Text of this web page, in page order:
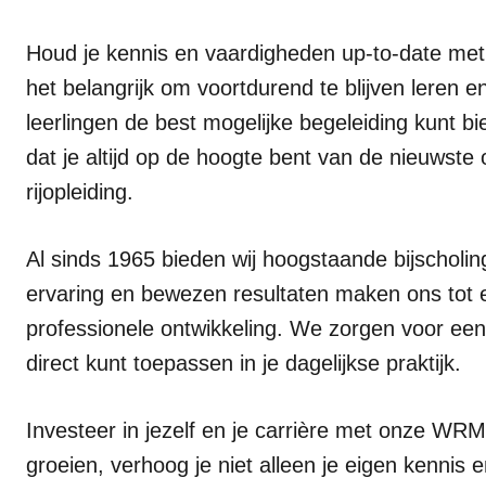
Houd je kennis en vaardigheden up-to-date
het belangrijk om voortdurend te blijven leren
leerlingen de best mogelijke begeleiding kunt
dat je altijd op de hoogte bent van de
rijopleiding.
Al sinds 1965 bieden wij hoogstaande
ervaring en bewezen resultaten maken ons tot
professionele ontwikkeling. We zorgen voor
direct kunt toepassen in je dagelijkse praktijk.
Investeer in jezelf en je carrière met onze
groeien, verhoog je niet alleen je eigen kennis